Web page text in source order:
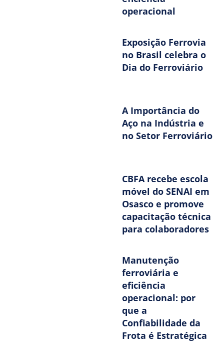
operacional
Exposição Ferrovia
no Brasil celebra o
Dia do Ferroviário
A Importância do
Aço na Indústria e
no Setor Ferroviário
CBFA recebe escola
móvel do SENAI em
Osasco e promove
capacitação técnica
para colaboradores
Manutenção
ferroviária e
eficiência
operacional: por
que a
Confiabilidade da
Frota é Estratégica